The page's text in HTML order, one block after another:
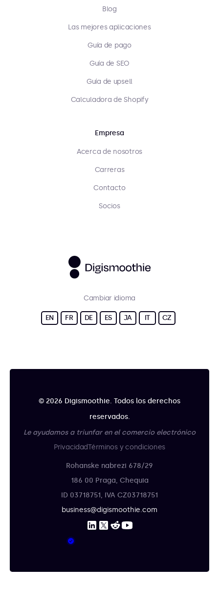
Blog
Las mejores aplicaciones
Guía de pago
Guía de SEO
Guía de upsell
Calculadora de Shopify
Empresa
Acerca de nosotros
Carreras
Contacto
Socios
Cambiar idioma
EN FR DE ES JA IT CZ
© 2026 Digismoothie. Todos los derechos
reservados.
Le ayudamos a triunfar en el comercio electrónico
PrivacidadTérminos y condiciones
Rohanske nabrezi 678/29
186 00 Praga, Chequia
ID 03718751, IVA CZ03718751
business@digismoothie.com